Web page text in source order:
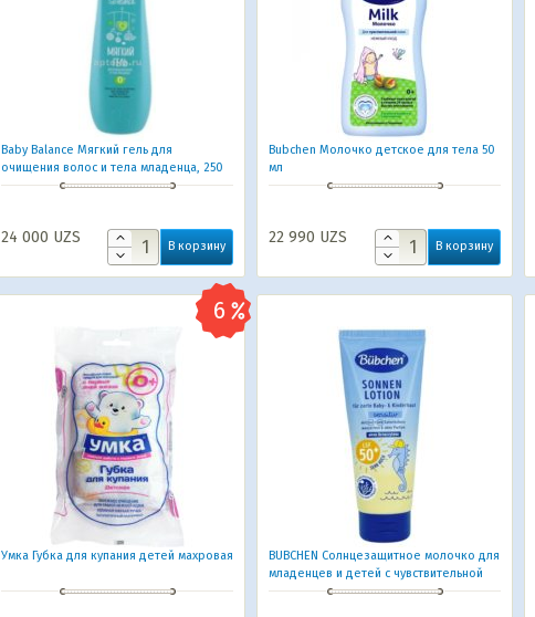
Baby Balance Мягкий гель для
очищения волос и тела младенца, 250
мл
24 000 UZS В корзину
Bubchen Молочко детское для тела 50
мл
22 990 UZS В корзину
Умка Губка для купания детей махровая
BUBCHEN Солнцезащитное молочко для
младенцев и детей с чувствительной
кожей 50+ 100 мл